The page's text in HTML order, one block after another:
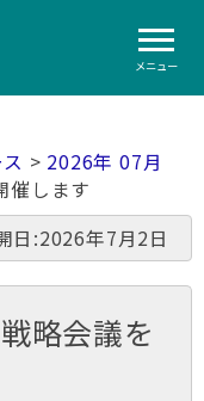
メニュー
> 2026年 07月
催します
日:2026年7月2日
略会議を